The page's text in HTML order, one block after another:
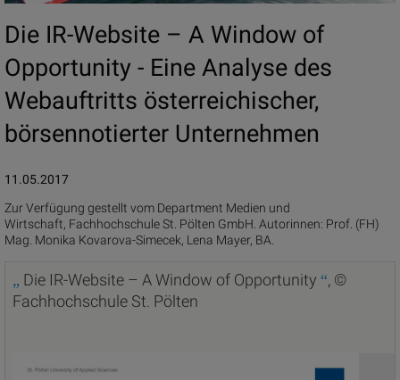
Die IR-Website – A Window of
Opportunity - Eine Analyse des
Webauftritts österreichischer,
börsennotierter Unternehmen
11.05.2017
Zur Verfügung gestellt vom Department Medien und
Wirtschaft, Fachhochschule St. Pölten GmbH. Autorinnen: Prof. (FH)
Mag. Monika Kovarova-Simecek, Lena Mayer, BA.
„ Die IR-Website – A Window of Opportunity “, ©
Fachhochschule St. Pölten